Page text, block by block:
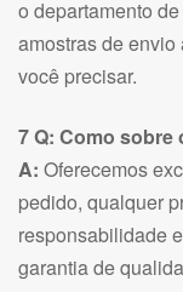
o departamento
amostras de
você precisar.
7 Q: Como
A: Oferecemos
pedido, qualquer
responsabilidade
garantia de